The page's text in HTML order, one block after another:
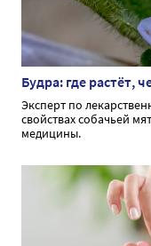
Будра: где растёт,
Эксперт по
свойствах собачьей
медицины.